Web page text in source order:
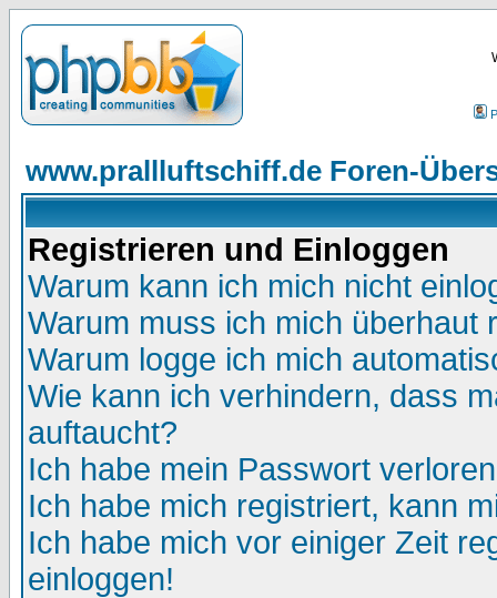
www.prallluftschiff.de Foren-
Registrieren und Einloggen
Warum kann ich mich nicht
Warum muss ich mich überhaut
Warum logge ich mich
Wie kann ich verhindern, dass
auftaucht?
Ich habe mein Passwort
Ich habe mich registriert, kann
Ich habe mich vor einiger Zeit
einloggen!